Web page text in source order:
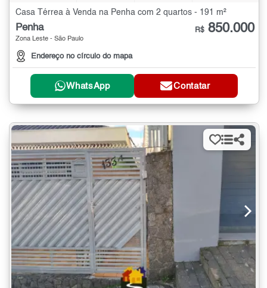
Casa Térrea à Venda na Penha com 2 quartos - 191 m²
Penha
Zona Leste - São Paulo
Endereço no círculo do mapa
R$ 850.000
WhatsApp Contatar